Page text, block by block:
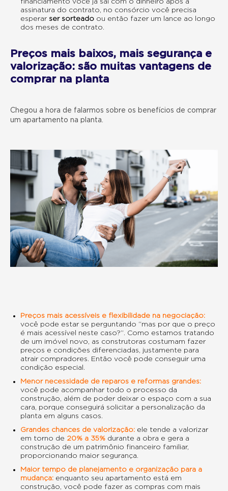
financiamento você já sai com o dinheiro após a
assinatura do contrato, no consórcio você precisa
esperar ser sorteado ou então fazer um lance ao longo
dos meses de contrato.
Preços mais baixos, mais segurança e
valorização: são muitas vantagens de
comprar na planta
Chegou a hora de falarmos sobre os benefícios de comprar
um apartamento na planta.
Preços mais acessíveis e flexibilidade na negociação:
você pode estar se perguntando “mas por que o preço
é mais acessível neste caso?”. Como estamos tratando
de um imóvel novo, as construtoras costumam fazer
preços e condições diferenciadas, justamente para
atrair compradores. Então você pode conseguir uma
condição especial.
Menor necessidade de reparos e reformas grandes:
você pode acompanhar todo o processo da
construção, além de poder deixar o espaço com a sua
cara, porque conseguirá solicitar a personalização da
planta em alguns casos.
Grandes chances de valorização: ele tende a valorizar
em torno de 20% a 35% durante a obra e gera a
construção de um patrimônio financeiro familiar,
proporcionando maior segurança.
Maior tempo de planejamento e organização para a
mudança: enquanto seu apartamento está em
construção, você pode fazer as compras com mais